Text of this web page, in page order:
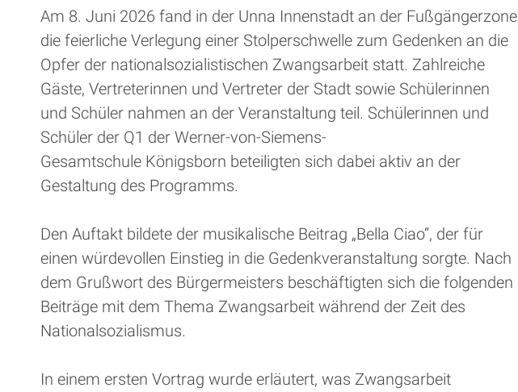
Am 8. Juni 2026 fand in der Unna Innenstadt an der Fußgängerzone
die feierliche Verlegung einer Stolperschwelle zum Gedenken an die
Opfer der nationalsozialistischen Zwangsarbeit statt. Zahlreiche
Gäste, Vertreterinnen und Vertreter der Stadt sowie Schülerinnen
und Schüler nahmen an der Veranstaltung teil. Schülerinnen und
Schüler der Q1 der Werner-von-Siemens-
Gesamtschule Königsborn beteiligten sich dabei aktiv an der
Gestaltung des Programms.
Den Auftakt bildete der musikalische Beitrag „Bella Ciao“, der für
einen würdevollen Einstieg in die Gedenkveranstaltung sorgte. Nach
dem Grußwort des Bürgermeisters beschäftigten sich die folgenden
Beiträge mit dem Thema Zwangsarbeit während der Zeit des
Nationalsozialismus.
In einem ersten Vortrag wurde erläutert, was Zwangsarbeit